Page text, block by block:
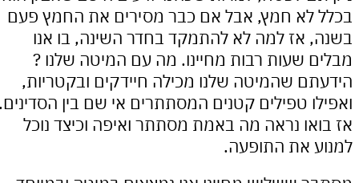
לא חמץ, אבל אם כבר מסירים את החמץ פעם
אז למה לא להתמקד בחדר השינה, בו אנו
שעות רבות מחיינו. מה עם המיטה שלנו ?
שהמיטה שלנו מכילה חיידקים ובקטריות,
טפילים קטנים המסתתרים אי שם בין הסדינים.
נראה מה באמת מסתתר ואיפה וכיצד נוכל
את התופעה.